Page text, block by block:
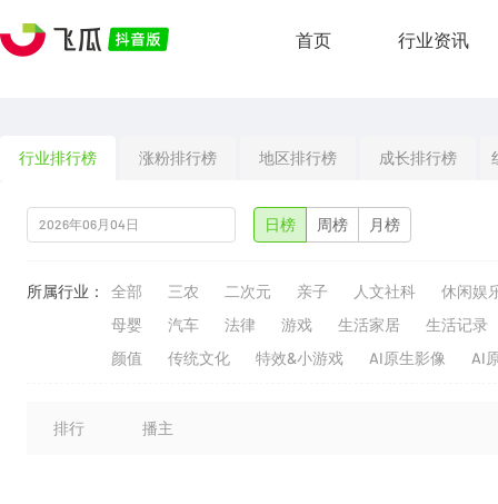
首页 行业资讯
行业排行榜 涨粉排行榜 地区排行榜 成长排行榜
日榜 周榜 月榜
所属行业： 全部 三农 二次元 亲子 人文社科
休闲娱
母婴
汽车 法律 游戏 生活家居
生活记录
颜值
传统文化 特效&小游戏 AI原生影像 AI
排行 播主